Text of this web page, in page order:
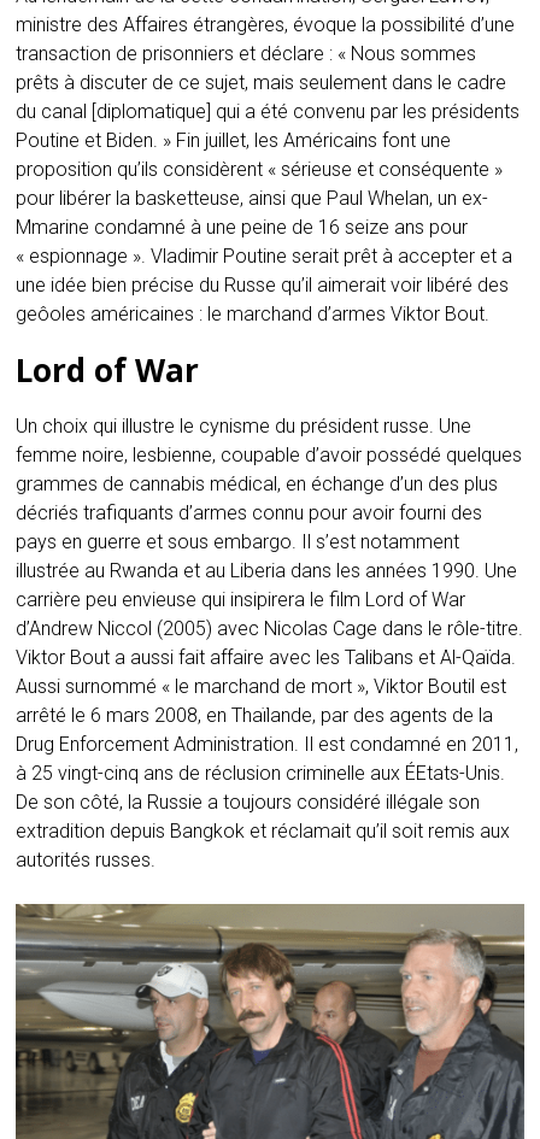
ministre des Affaires étrangères, évoque la possibilité d’une
transaction de prisonniers et déclare : « Nous sommes
prêts à discuter de ce sujet, mais seulement dans le cadre
du canal [diplomatique] qui a été convenu par les présidents
Poutine et Biden. » Fin juillet, les Américains font une
proposition qu’ils considèrent « sérieuse et conséquente »
pour libérer la basketteuse, ainsi que Paul Whelan, un ex-
Mmarine condamné à une peine de 16 seize ans pour
« espionnage ». Vladimir Poutine serait prêt à accepter et a
une idée bien précise du Russe qu’il aimerait voir libéré des
geôoles américaines : le marchand d’armes Viktor Bout.
Lord of War
Un choix qui illustre le cynisme du président russe. Une
femme noire, lesbienne, coupable d’avoir possédé quelques
grammes de cannabis médical, en échange d’un des plus
décriés trafiquants d’armes connu pour avoir fourni des
pays en guerre et sous embargo. Il s’est notamment
illustrée au Rwanda et au Liberia dans les années 1990. Une
carrière peu envieuse qui insipirera le film Lord of War
d’Andrew Niccol (2005) avec Nicolas Cage dans le rôle-titre.
Viktor Bout a aussi fait affaire avec les Talibans et Al-Qaïda.
Aussi surnommé « le marchand de mort », Viktor Boutil est
arrêté le 6 mars 2008, en Thaïlande, par des agents de la
Drug Enforcement Administration. Il est condamné en 2011,
à 25 vingt-cinq ans de réclusion criminelle aux ÉEtats-Unis.
De son côté, la Russie a toujours considéré illégale son
extradition depuis Bangkok et réclamait qu’il soit remis aux
autorités russes.